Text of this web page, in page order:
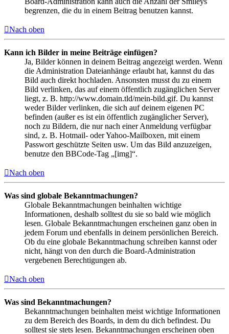
begrenzen, die du in einem Beitrag benutzen kannst.
Nach oben
Kann ich Bilder in meine Beiträge einfügen?
Ja, Bilder können in deinem Beitrag angezeigt werden. Wenn
die Administration Dateianhänge erlaubt hat, kannst du das
Bild auch direkt hochladen. Ansonsten musst du zu einem
Bild verlinken, das auf einem öffentlich zugänglichen Server
liegt, z. B. http://www.domain.tld/mein-bild.gif. Du kannst
weder Bilder verlinken, die sich auf deinem eigenen PC
befinden (außer es ist ein öffentlich zugänglicher Server),
noch zu Bildern, die nur nach einer Anmeldung verfügbar
sind, z. B. Hotmail- oder Yahoo-Mailboxen, mit einem
Passwort geschützte Seiten usw. Um das Bild anzuzeigen,
benutze den BBCode-Tag „[img]“.
Nach oben
Was sind globale Bekanntmachungen?
Globale Bekanntmachungen beinhalten wichtige
Informationen, deshalb solltest du sie so bald wie möglich
lesen. Globale Bekanntmachungen erscheinen ganz oben in
jedem Forum und ebenfalls in deinem persönlichen Bereich.
Ob du eine globale Bekanntmachung schreiben kannst oder
nicht, hängt von den durch die Board-Administration
vergebenen Berechtigungen ab.
Nach oben
Was sind Bekanntmachungen?
Bekanntmachungen beinhalten meist wichtige Informationen
zu dem Bereich des Boards, in dem du dich befindest. Du
solltest sie stets lesen. Bekanntmachungen erscheinen oben